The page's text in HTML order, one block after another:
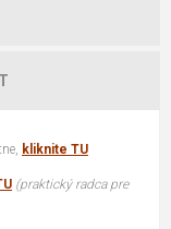
kliknite TU
(praktický radca pre